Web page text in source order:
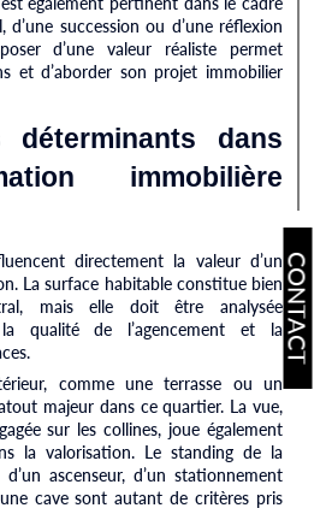
CONTACT
d’une succession ou d’une réflexion
d’une valeur réaliste permet
et d’aborder son projet immobilier
déterminants dans
immobilière
directement la valeur d’un
La surface habitable constitue bien
mais elle doit être analysée
qualité de l’agencement et la
comme une terrasse ou un
majeur dans ce quartier. La vue,
sur les collines, joue également
la valorisation. Le standing de la
ascenseur, d’un stationnement
cave sont autant de critères pris